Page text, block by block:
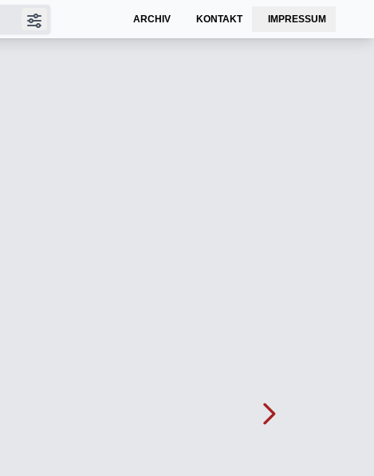
ARCHIV KONTAKT IMPRESSUM